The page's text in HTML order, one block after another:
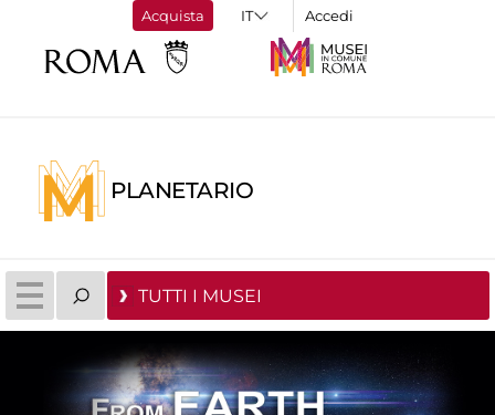
Acquista Accedi
PLANETARIO
TUTTI I MUSEI